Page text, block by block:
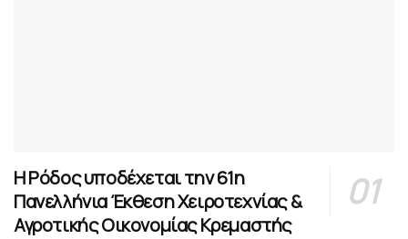
Η Ρόδος υποδέχεται την 61η
Πανελλήνια Έκθεση Χειροτεχνίας &
Αγροτικής Οικονομίας Κρεμαστής